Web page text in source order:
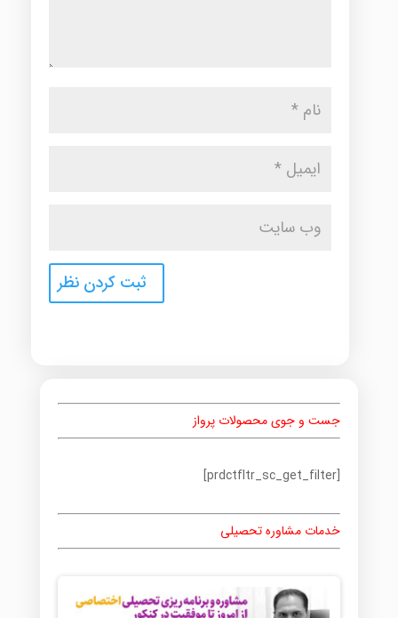
جست و جوی محصولات پرواز
[prdctfltr_sc_get_filter]
خدمات مشاوره تحصیلی